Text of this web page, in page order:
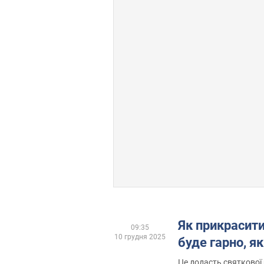
Як
буде гарно,
09:35
10 грудня 2025